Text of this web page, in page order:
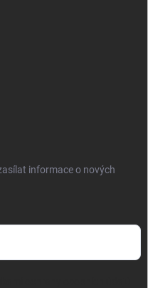
informace o nových